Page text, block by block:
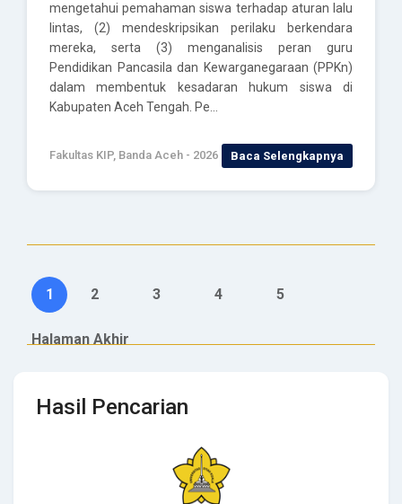
mengetahui pemahaman siswa terhadap aturan lalu
lintas, (2) mendeskripsikan perilaku berkendara
mereka, serta (3) menganalisis peran guru
Pendidikan Pancasila dan Kewarganegaraan (PPKn)
dalam membentuk kesadaran hukum siswa di
Kabupaten Aceh Tengah. Pe…
Fakultas KIP, Banda Aceh - 2026 Baca Selengkapnya
1 2 3 4 5
Halaman Akhir
Hasil Pencarian